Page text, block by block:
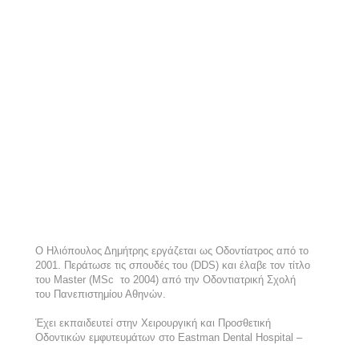
Ο Ηλιόπουλος Δημήτρης εργάζεται ως Οδοντίατρος από το
2001. Περάτωσε τις σπουδές του (DDS) και έλαβε τον τίτλο
του Master (MSc το 2004) από την Οδοντιατρική Σχολή
του Πανεπιστημίου Αθηνών.
Έχει εκπαιδευτεί στην Χειρουργική και Προσθετική
Οδοντικών εμφυτευμάτων στο Eastman Dental Hospital –